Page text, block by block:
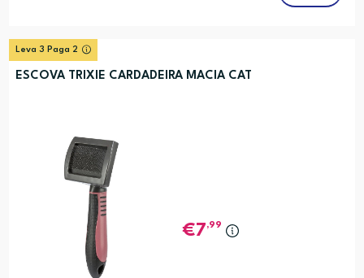
Leva 3 Paga 2
ESCOVA TRIXIE CARDADEIRA MACIA CAT
7,99